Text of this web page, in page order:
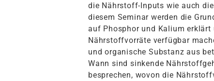
die Nährstoff-Inputs wie auch
diesem Seminar werden die
auf Phosphor und Kalium erklärt
Nährstoffvorräte verfügbar
und organische Substanz aus
Wann sind sinkende
besprechen, wovon die